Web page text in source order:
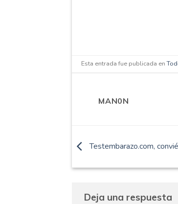
Esta entrada fue publicada en
MAN0N
Testembarazo.com,
Deja una respuesta